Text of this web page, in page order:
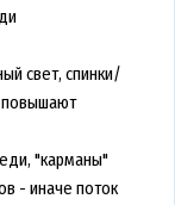
свет, спинки/
повышают
"карманы"
- иначе поток